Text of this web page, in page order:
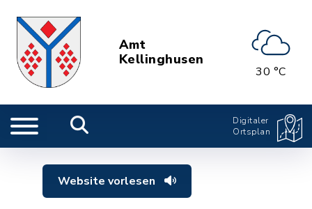
Amt
Kellinghusen
30 °C
Digitaler
Ortsplan
Website vorlesen